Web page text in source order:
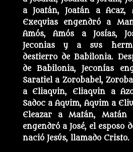
a Joatán, Joatán a Acaz,
Exequias engendró a
Amós, Amós a Josías,
Jeconias y a sus
destierro de Babilonia.
de Babilonia, Jeconías
Saratiel a Zorobabel,
a Eliaquin, Eliaquin a
Sadoc a Aquim, Aquim a
Eleazar a Matán, Matán
engendró a José, el esposo
nació Jesús, llamado Cristo.